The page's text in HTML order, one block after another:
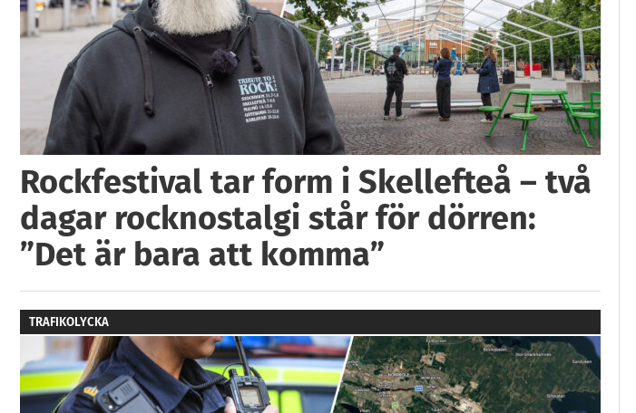
Rockfestival tar form i Skellefteå – två
dagar rocknostalgi står för dörren:
”Det är bara att komma”
TRAFIKOLYCKA